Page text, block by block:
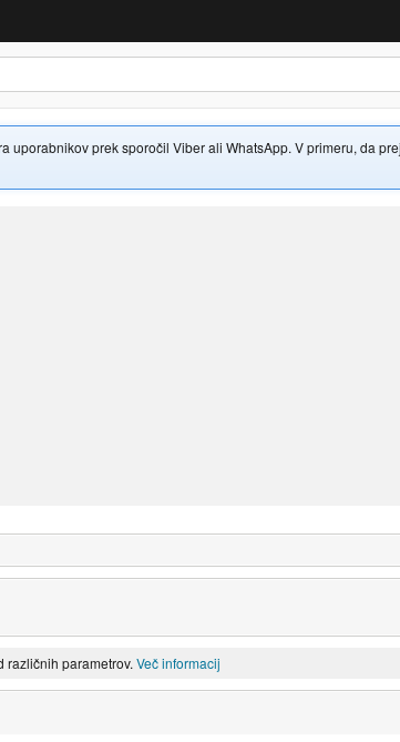
uporabnikov prek sporočil Viber ali WhatsApp. V primeru, da
različnih parametrov. Več informacij